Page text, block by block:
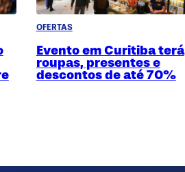
OFERTAS
Evento em Curitiba terá
roupas, presentes e
descontos de até 70%